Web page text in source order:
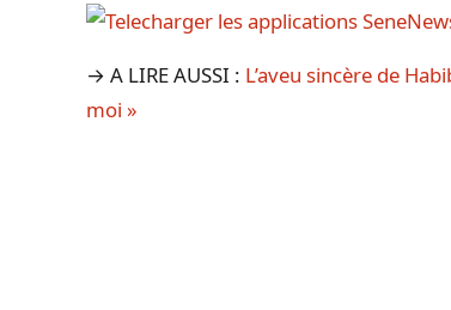
→ A LIRE AUSSI : L’aveu sincère de
moi »